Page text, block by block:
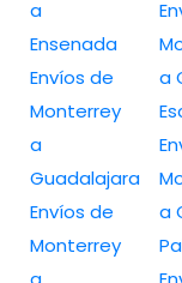
a
Ensenada
Envíos de
Monterrey
a
Guadalajara
Envíos de
Monterrey
a
a